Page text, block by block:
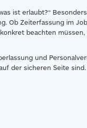
ist erlaubt?“
Ob Zeiterfassung im
beachten
und
der sicheren Seite sind.